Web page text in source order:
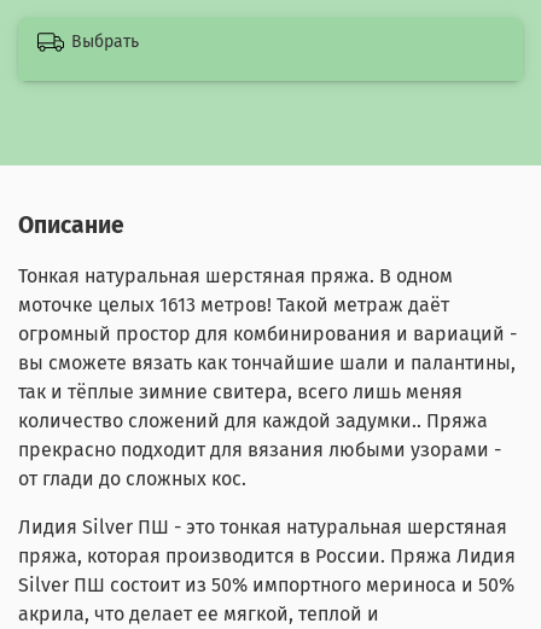
Выбрать
Описание
Тонкая натуральная шерстяная пряжа. В одном
моточке целых 1613 метров! Такой метраж даёт
огромный простор для комбинирования и вариаций -
вы сможете вязать как тончайшие шали и палантины,
так и тёплые зимние свитера, всего лишь меняя
количество сложений для каждой задумки.. Пряжа
прекрасно подходит для вязания любыми узорами -
от глади до сложных кос.
Лидия Silver ПШ - это тонкая натуральная шерстяная
пряжа, которая производится в России. Пряжа Лидия
Silver ПШ состоит из 50% импортного мериноса и 50%
акрила, что делает ее мягкой, теплой и